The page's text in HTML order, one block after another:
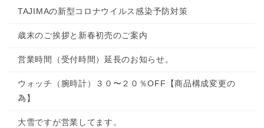
TAJIMAの新型コロナウイルス感染予防対策
歳末のご挨拶と新春初売のご案内
営業時間（受付時間）延長のお知らせ。
ウォッチ（腕時計）３０〜２０％OFF【商品構成変更の
為】
大雪ですが営業してます。